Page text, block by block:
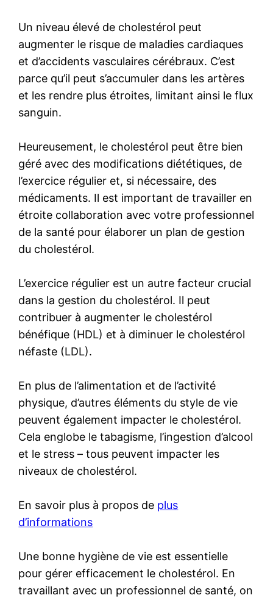
Un niveau élevé de cholestérol peut
augmenter le risque de maladies cardiaques
et d’accidents vasculaires cérébraux. C’est
parce qu’il peut s’accumuler dans les artères
et les rendre plus étroites, limitant ainsi le flux
sanguin.
Heureusement, le cholestérol peut être bien
géré avec des modifications diététiques, de
l’exercice régulier et, si nécessaire, des
médicaments. Il est important de travailler en
étroite collaboration avec votre professionnel
de la santé pour élaborer un plan de gestion
du cholestérol.
L’exercice régulier est un autre facteur crucial
dans la gestion du cholestérol. Il peut
contribuer à augmenter le cholestérol
bénéfique (HDL) et à diminuer le cholestérol
néfaste (LDL).
En plus de l’alimentation et de l’activité
physique, d’autres éléments du style de vie
peuvent également impacter le cholestérol.
Cela englobe le tabagisme, l’ingestion d’alcool
et le stress – tous peuvent impacter les
niveaux de cholestérol.
En savoir plus à propos de plus
d’informations
Une bonne hygiène de vie est essentielle
pour gérer efficacement le cholestérol. En
travaillant avec un professionnel de santé, on